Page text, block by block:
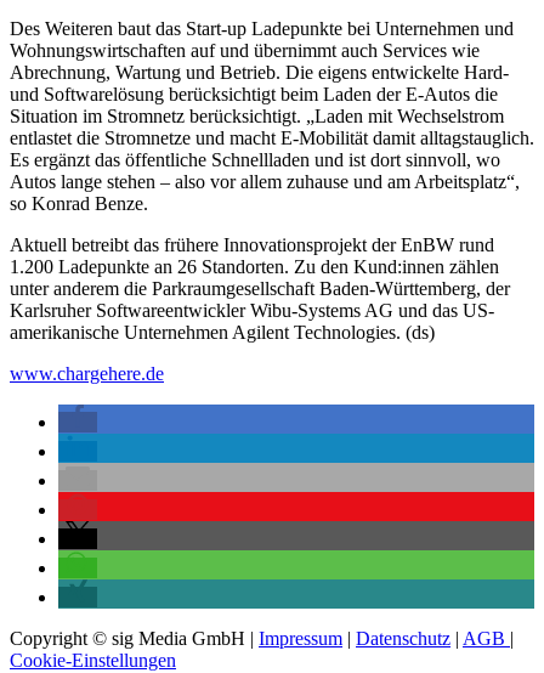
Des Weiteren baut das Start-up Ladepunkte bei Unternehmen und
Wohnungswirtschaften auf und übernimmt auch Services wie
Abrechnung, Wartung und Betrieb. Die eigens entwickelte Hard-
und Softwarelösung berücksichtigt beim Laden der E-Autos die
Situation im Stromnetz berücksichtigt. „Laden mit Wechselstrom
entlastet die Stromnetze und macht E-Mobilität damit alltagstauglich.
Es ergänzt das öffentliche Schnellladen und ist dort sinnvoll, wo
Autos lange stehen – also vor allem zuhause und am Arbeitsplatz“,
so Konrad Benze.
Aktuell betreibt das frühere Innovationsprojekt der EnBW rund
1.200 Ladepunkte an 26 Standorten. Zu den Kund:innen zählen
unter anderem die Parkraumgesellschaft Baden-Württemberg, der
Karlsruher Softwareentwickler Wibu-Systems AG und das US-
amerikanische Unternehmen Agilent Technologies. (ds)
www.chargehere.de
Copyright © sig Media GmbH | Impressum | Datenschutz | AGB |
Cookie-Einstellungen